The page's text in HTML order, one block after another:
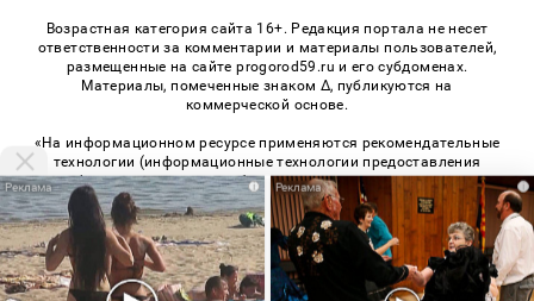
Возрастная категория сайта 16+. Редакция портала не несет
ответственности за комментарии и материалы пользователей,
размещенные на сайте progorod59.ru и его субдоменах.
Материалы, помеченные знаком Δ, публикуются на
коммерческой основе.
«На информационном ресурсе применяются рекомендательные
технологии (информационные технологии предоставления
информации на основе сбора, систематизации и анализа
сведений, относящихся к предпочтениям пользователей сети
«Интернет», находящихся на территории Российской
Федерации)». Правила применения рекомендательных
технологий в виджетах рекламно-обменной сети«СМИ2» (PDF),
«Sparrow» (PDF)
i i